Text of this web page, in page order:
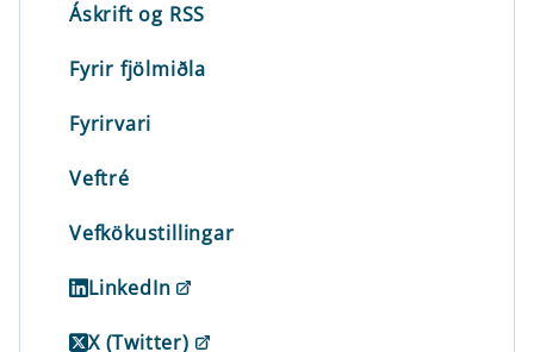
Áskrift og RSS
Fyrir fjölmiðla
Fyrirvari
Veftré
Vefkökustillingar
LinkedIn
X (Twitter)